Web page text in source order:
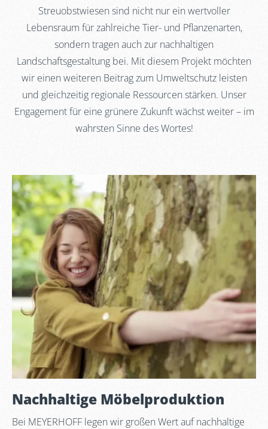
Streuobstwiesen sind nicht nur ein wertvoller
Lebensraum für zahlreiche Tier- und Pflanzenarten,
sondern tragen auch zur nachhaltigen
Landschaftsgestaltung bei. Mit diesem Projekt möchten
wir einen weiteren Beitrag zum Umweltschutz leisten
und gleichzeitig regionale Ressourcen stärken. Unser
Engagement für eine grünere Zukunft wächst weiter – im
wahrsten Sinne des Wortes!
Nachhaltige Möbelproduktion
Bei MEYERHOFF legen wir großen Wert auf nachhaltige